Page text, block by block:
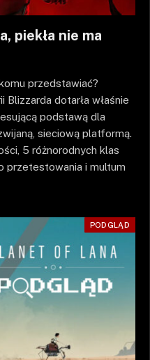
piekła nie ma
przedstawiać?
Blizzarda dotarła właśnie
podstawą dla
sieciową platformą.
5 różnorodnych klas
przetestowania i multum
PODGLĄD